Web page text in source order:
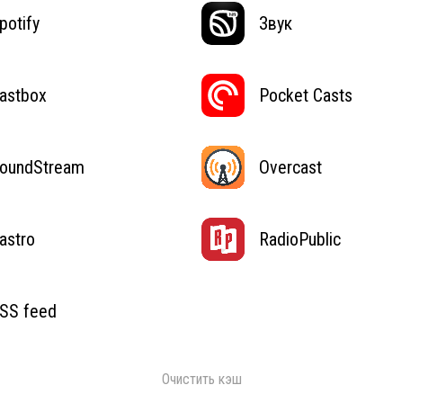
Звук
Pocket Casts
Overcast
RadioPublic
feed
Очистить кэш